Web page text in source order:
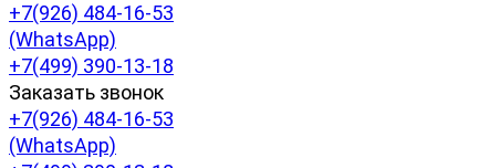
+7(926) 484-16-53
(WhatsApp)
+7(499) 390-13-18
Заказать звонок
+7(926) 484-16-53
(WhatsApp)